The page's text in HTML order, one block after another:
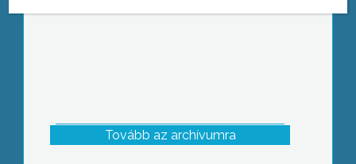
Tovább az archívumra